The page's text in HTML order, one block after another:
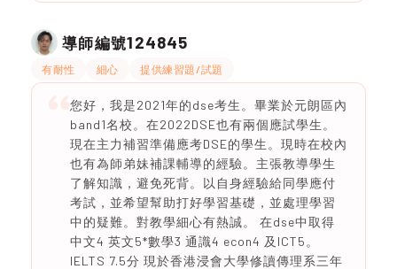
導師編號124845
有耐性 細心 提供練習題/試題
您好，我是2021年的dse考生。畢業於元朗區內
band1名校。在2022DSE也有兩個應試學生。
現在主力補習準備應考DSE的學生。現時在校內
也有為師弟妹補課輔導的經驗。主張教導學生
了解知識，避免死背。以自身經驗給同學應付
考試，並希望幫助打好學習基礎，並處理學習
中的疑難。對教學細心有熱誠。 在dse中取得
中文4 英文5*數學3 通識4 econ4 及ICT5。
IELTS 7.5分 現於香港浸會大學修讀傳理系三年